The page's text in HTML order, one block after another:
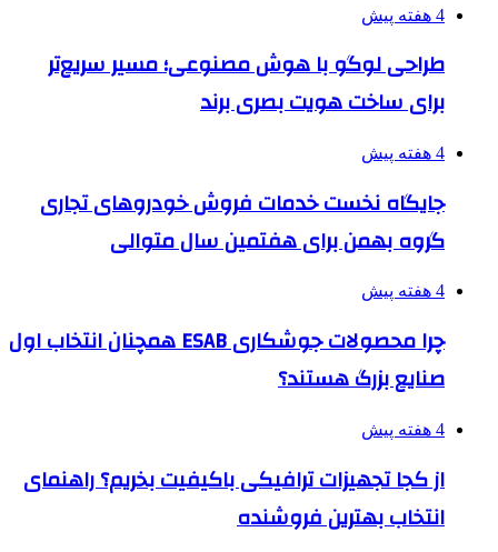
4 هفته پیش
طراحی لوگو با هوش مصنوعی؛ مسیر سریع‌تر
برای ساخت هویت بصری برند
4 هفته پیش
جایگاه نخست خدمات فروش خودروهای تجاری
گروه بهمن برای هفتمین سال متوالی
4 هفته پیش
چرا محصولات جوشکاری ESAB همچنان انتخاب اول
صنایع بزرگ هستند؟
4 هفته پیش
از کجا تجهیزات ترافیکی باکیفیت بخریم؟ راهنمای
انتخاب بهترین فروشنده